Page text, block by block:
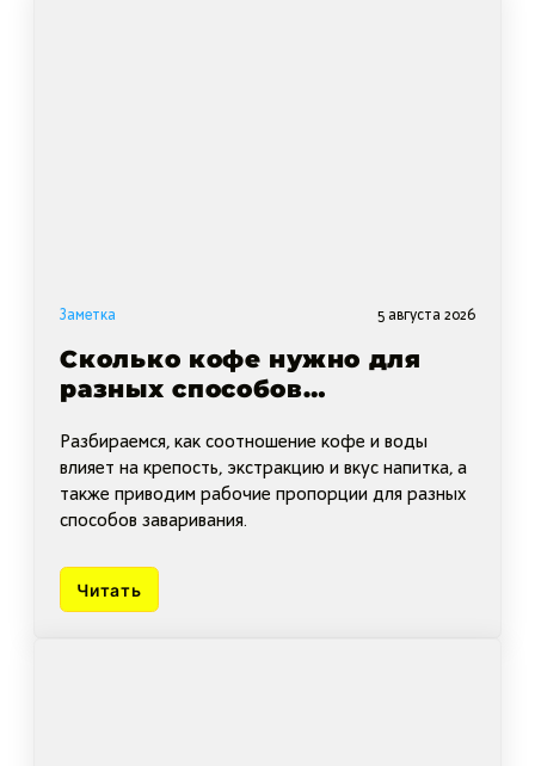
Заметка 5 августа 2026
Сколько кофе нужно для
разных способов
крепость и экстракция
Разбираемся, как соотношение кофе и воды
влияет на крепость, экстракцию и вкус напитка, а
также приводим рабочие пропорции для разных
способов заваривания.
Читать